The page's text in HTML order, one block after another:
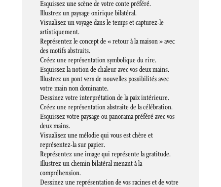
Esquissez une scène de votre conte préféré.
Illustrez un paysage onirique bilatéral.
Visualisez un voyage dans le temps et capturez-le
artistiquement.
Représentez le concept de « retour à la maison » avec
des motifs abstraits.
Créez une représentation symbolique du rire.
Esquissez la notion de chaleur avec vos deux mains.
Illustrez un pont vers de nouvelles possibilités avec
votre main non dominante.
Dessinez votre interprétation de la paix intérieure.
Créez une représentation abstraite de la célébration.
Esquissez votre paysage ou panorama préféré avec vos
deux mains.
Visualisez une mélodie qui vous est chère et
représentez-la sur papier.
Représentez une image qui représente la gratitude.
Illustrez un chemin bilatéral menant à la
compréhension.
Dessinez une représentation de vos racines et de votre